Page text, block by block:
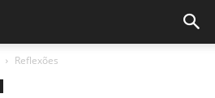
Reflexões